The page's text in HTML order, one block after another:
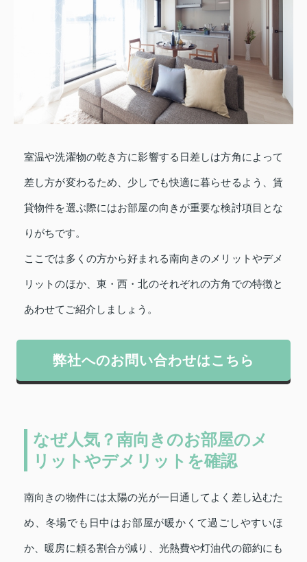
室温や洗濯物の乾き方に影響する日差しは方角によって
差し方が変わるため、少しでも快適に暮らせるよう、賃
貸物件を選ぶ際にはお部屋の向きが重要な検討項目とな
りがちです。
ここでは多くの方から好まれる南向きのメリットやデメ
リットのほか、東・西・北のそれぞれの方角での特徴と
あわせてご紹介しましょう。
弊社へのお問い合わせはこちら
なぜ人気？南向きのお部屋のメ
リットやデメリットを確認
南向きの物件には太陽の光が一日通してよく差し込むた
め、冬場でも日中はお部屋が暖かくて過ごしやすいほ
か、暖房に頼る割合が減り、光熱費や灯油代の節約にも